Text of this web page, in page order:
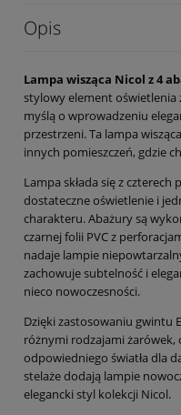
Opis
Lampa wisząca Nicol z 4
stylowy element oświetlenia
myślą o wprowadzeniu
przestrzeni. Ta lampa
innych pomieszczeń, gdzie
Lampa składa się z
dostateczne oświetlenie i
charakteru. Abażury są
czarnej folii PVC z
nadaje lampie
zachowuje subtelność i
nieco nowoczesności.
Dzięki zastosowaniu gwintu
różnymi rodzajami żarówek,
odpowiedniego światła dla
stelaże dodają lampie
elegancki styl kolekcji Nicol.